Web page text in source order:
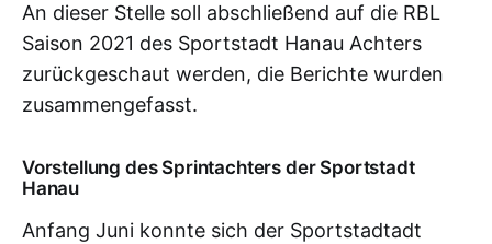
An dieser Stelle soll abschließend auf die RBL
Saison 2021 des Sportstadt Hanau Achters
zurückgeschaut werden, die Berichte wurden
zusammengefasst.
Vorstellung des Sprintachters der Sportstadt
Hanau
Anfang Juni konnte sich der Sportstadtadt